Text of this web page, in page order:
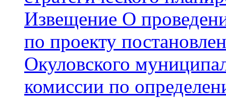
Извещение О
по проекту
Окуловского
комиссии по